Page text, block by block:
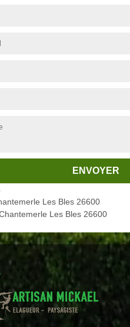
Les Bles 26600
Les Bles 26600